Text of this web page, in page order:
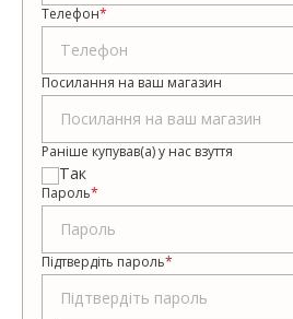
Телефон*
Посилання на ваш магазин
Раніше купував(а) у нас взуття
Так
Пароль*
Підтвердіть пароль*